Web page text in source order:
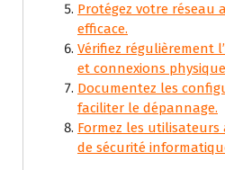
Protégez votre réseau
efficace.
Vérifiez régulièrement
et connexions
Documentez les
faciliter le dépannage.
Formez les
de sécurité